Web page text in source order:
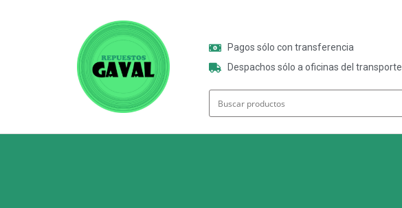
Pagos sólo con transferencia
Despachos sólo a oficinas del transporte